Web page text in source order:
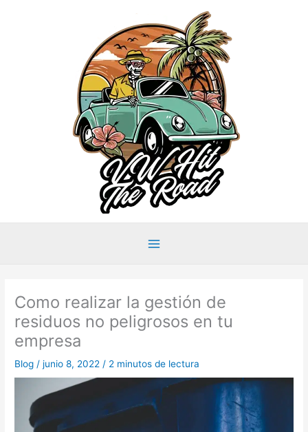
Como realizar la gestión de
residuos no peligrosos en tu
empresa
Blog /junio 8, 2022/ 2 minutos de lectura